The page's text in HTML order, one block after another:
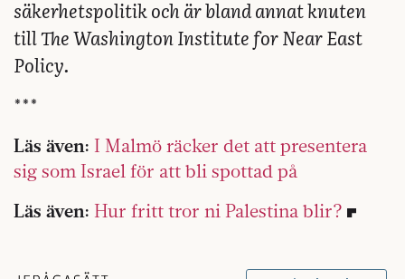
säkerhetspolitik och är bland annat knuten
till The Washington Institute for Near East
Policy.
***
Läs även: I Malmö räcker det att presentera
sig som Israel för att bli spottad på
Läs även: Hur fritt tror ni Palestina blir?